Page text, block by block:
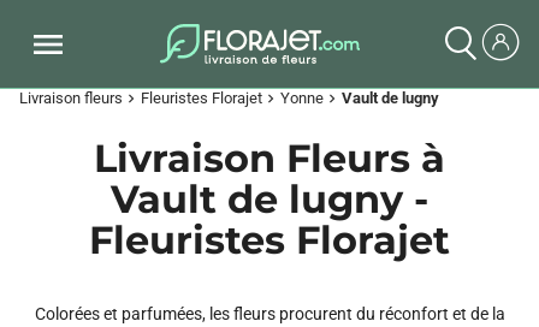
Livraison fleurs chevron_right Fleuristes Florajet chevron_right Yonne chevron_right Vault de lugny
Livraison Fleurs à
Vault de lugny -
Fleuristes Florajet
Colorées et parfumées, les fleurs procurent du réconfort et de la